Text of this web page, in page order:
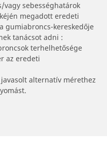
sebességhatárok
megadott eredeti
gumiabroncs-kereskedője
tanácsot adni :
terhelhetősége
az eredeti
alternatív mérethez